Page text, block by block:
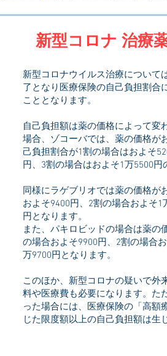
新型コロナ 治療
新型コロナウイルス治療について
了となり医療保険の自己負担割合
こととなります。
自己負担額は薬の価格によって変
場合、ゾコーバでは、薬の価格が
己負担割合が1割の場合はおよそ
円、3割の場合はおよそ1万5500
同様にラゲブリオでは薬の価格が
およそ9400円、2割の場合およそ
円となります。
また、パキロビッドの場合は薬の
の場合およそ9900円、2割の場合
万9700円となります。
このほか、新型コロナの疑いで外
料や医療費も必要になります。た
った場合には、医療保険の「高額
じた限度額以上の自己負担額は生